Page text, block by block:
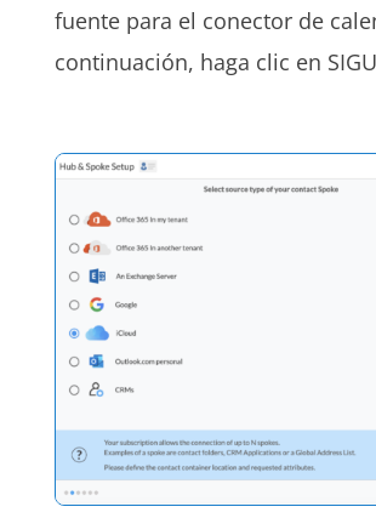
fuente para el conector de
continuación, haga clic en